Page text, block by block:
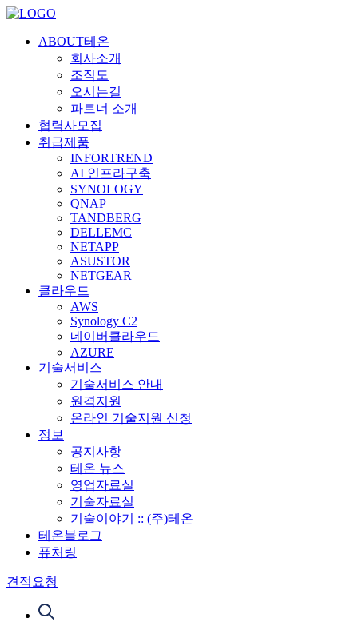
ABOUT테온
회사소개
조직도
오시는길
파트너 소개
협력사모집
취급제품
INFORTREND
AI 인프라구축
SYNOLOGY
QNAP
TANDBERG
DELLEMC
NETAPP
ASUSTOR
NETGEAR
클라우드
AWS
Synology C2
네이버클라우드
AZURE
기술서비스
기술서비스 안내
원격지원
온라인 기술지원 신청
정보
공지사항
테온 뉴스
영업자료실
기술자료실
기술이야기 :: (주)테온
테온블로그
퓨처링
견적요청